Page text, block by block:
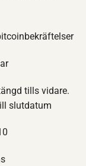
tills vidare.
slutdatum